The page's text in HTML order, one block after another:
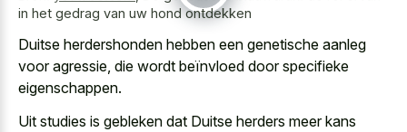
in het gedrag van uw hond ontdekken
Duitse herdershonden hebben een genetische aanleg
voor agressie, die wordt beïnvloed door specifieke
eigenschappen.
Uit studies is gebleken dat Duitse herders meer kans